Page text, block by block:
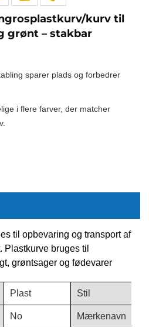
kurv til
grønt – stakbar
sparer plads og forbedrer
i flere farver, der matcher
til opbevaring og transport af
Plastkurve bruges til
grøntsager og fødevarer
Plast Stil
No Mærkenavn